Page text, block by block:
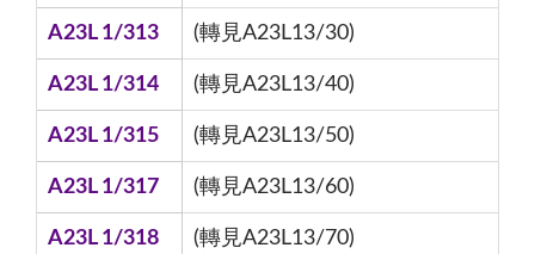
A23L 1/313 (轉見A23L13/30)
A23L 1/314 (轉見A23L13/40)
A23L 1/315 (轉見A23L13/50)
A23L 1/317 (轉見A23L13/60)
A23L 1/318 (轉見A23L13/70)